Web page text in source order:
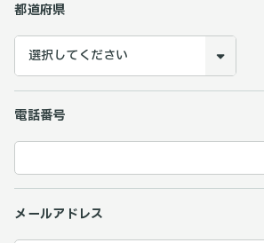
都道府県
電話番号
メールアドレス